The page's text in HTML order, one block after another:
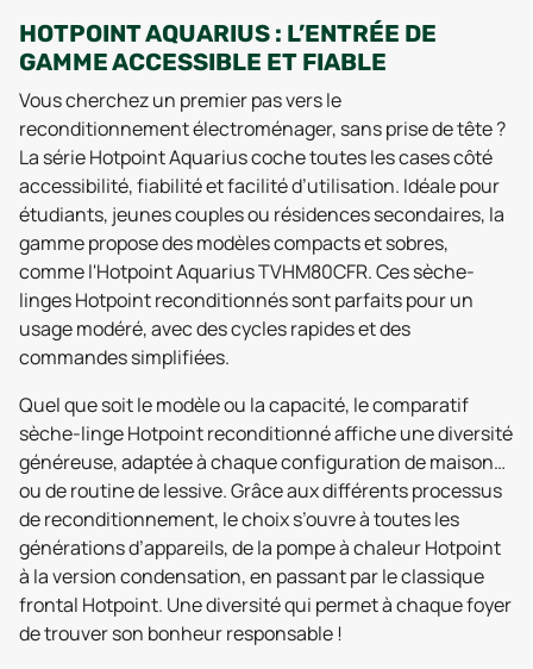
HOTPOINT AQUARIUS : L’ENTRÉE DE
GAMME ACCESSIBLE ET FIABLE
Vous cherchez un premier pas vers le
reconditionnement électroménager, sans prise de tête ?
La série Hotpoint Aquarius coche toutes les cases côté
accessibilité, fiabilité et facilité d’utilisation. Idéale pour
étudiants, jeunes couples ou résidences secondaires, la
gamme propose des modèles compacts et sobres,
comme l'Hotpoint Aquarius TVHM80CFR. Ces sèche-
linges Hotpoint reconditionnés sont parfaits pour un
usage modéré, avec des cycles rapides et des
commandes simplifiées.
Quel que soit le modèle ou la capacité, le comparatif
sèche-linge Hotpoint reconditionné affiche une diversité
généreuse, adaptée à chaque configuration de maison…
ou de routine de lessive. Grâce aux différents processus
de reconditionnement, le choix s’ouvre à toutes les
générations d’appareils, de la pompe à chaleur Hotpoint
à la version condensation, en passant par le classique
frontal Hotpoint. Une diversité qui permet à chaque foyer
de trouver son bonheur responsable !